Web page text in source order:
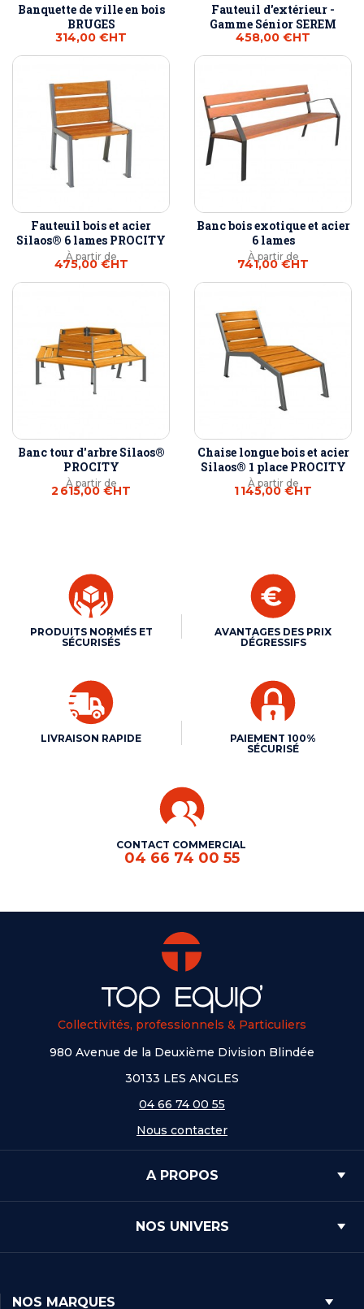
Banquette de ville en bois
BRUGES
314,00 €HT
Fauteuil d'extérieur -
Gamme Sénior SEREM
458,00 €HT
Fauteuil bois et acier
Silaos® 6 lames PROCITY
À partir de
475,00 €HT
Banc bois exotique et acier
6 lames
À partir de
741,00 €HT
Banc tour d'arbre Silaos®
PROCITY
À partir de
2 615,00 €HT
Chaise longue bois et acier
Silaos® 1 place PROCITY
À partir de
1 145,00 €HT
PRODUITS NORMÉS ET
SÉCURISÉS
AVANTAGES DES PRIX
DÉGRESSIFS
LIVRAISON RAPIDE
PAIEMENT 100%
SÉCURISÉ
CONTACT COMMERCIAL
04 66 74 00 55
Collectivités, professionnels & Particuliers
980 Avenue de la Deuxième Division Blindée
30133 LES ANGLES
04 66 74 00 55
Nous contacter
A PROPOS
NOS UNIVERS
NOS MARQUES